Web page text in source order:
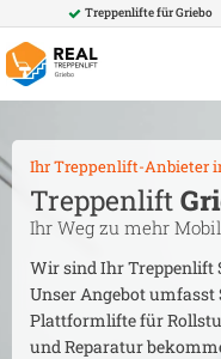
Treppenlifte fürGriebo
Ihr Treppenlift-Anbieter
Treppenlift
Ihr Weg zu mehr
Wir sind Ihr Treppenlift
Unser Angebot
Plattformlifte für
und Reparatur